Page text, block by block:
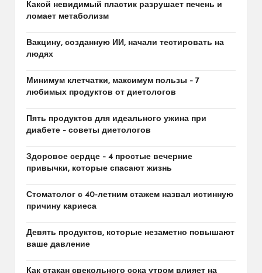
Какой невидимый пластик разрушает печень и
ломает метаболизм
Вакцину, созданную ИИ, начали тестировать на
людях
Минимум клетчатки, максимум пользы – 7
любимых продуктов от диетологов
Пять продуктов для идеального ужина при
диабете – советы диетологов
Здоровое сердце – 4 простые вечерние
привычки, которые спасают жизнь
Стоматолог с 40-летним стажем назвал истинную
причину кариеса
Девять продуктов, которые незаметно повышают
ваше давление
Как стакан свекольного сока утром влияет на